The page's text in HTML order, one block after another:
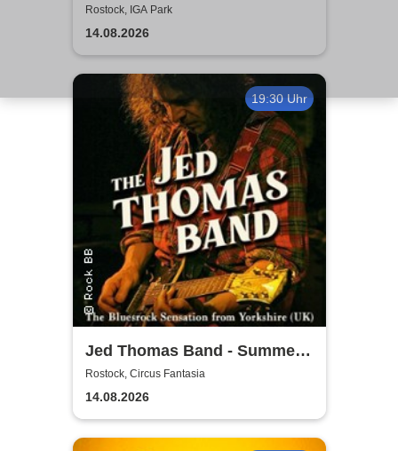
DIE ZUKUNFT TOUR 2026
Rostock, IGA Park
14.08.2026
19:30 Uhr
Jed Thomas Band - Summer
Tour 2026
Rostock, Circus Fantasia
14.08.2026